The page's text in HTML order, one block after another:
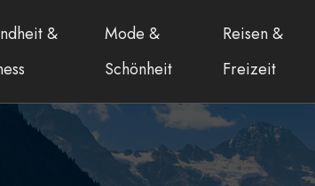
&
Mode &
Schönheit
Reisen &
Freizeit